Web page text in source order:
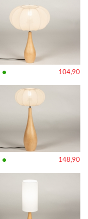
• 104,90
• 148,90